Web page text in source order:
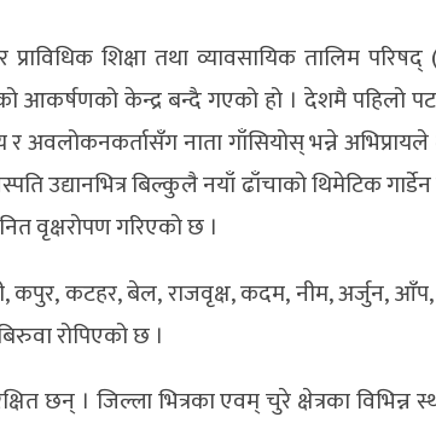
प्राविधिक शिक्षा तथा व्यावसायिक तालिम परिषद्
आकर्षणको केन्द्र बन्दै गएको हो । देशमै पहिलो
र अवलोकनकर्तासँग नाता गाँसियोस् भन्ने
उद्यानभित्र बिल्कुलै नयाँ ढाँचाको थिमेटिक
वृक्षरोपण गरिएको छ ।
कपुर, कटहर, बेल, राजवृक्ष, कदम, नीम, अर्जुन,
रोपिएको छ ।
छन् । जिल्ला भित्रका एवम् चुरे क्षेत्रका विभिन्न